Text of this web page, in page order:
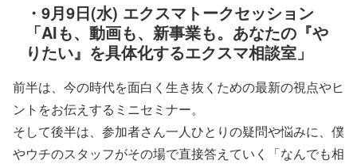
・9月9日(水) エクスマトークセッション
「AIも、動画も、新事業も。あなたの『や
りたい』を具体化するエクスマ相談室」
前半は、今の時代を面白く生き抜くための最新の視点やヒ
ントをお伝えするミニセミナー。
そして後半は、参加者さん一人ひとりの疑問や悩みに、僕
やウチのスタッフがその場で直接答えていく「なんでも相